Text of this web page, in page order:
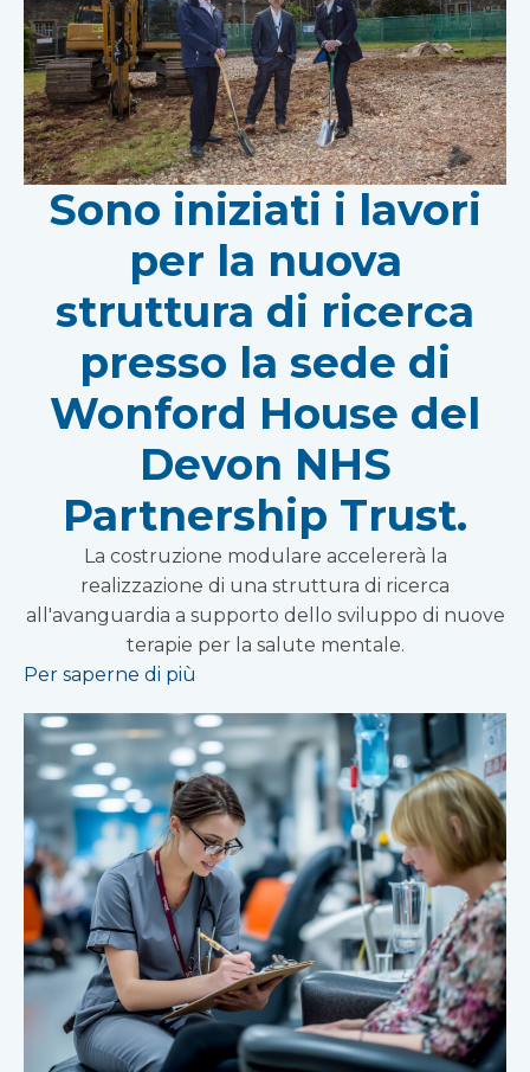
Sono iniziati i lavori
per la nuova
struttura di ricerca
presso la sede di
Wonford House del
Devon NHS
Partnership Trust.
La costruzione modulare accelererà la
realizzazione di una struttura di ricerca
all'avanguardia a supporto dello sviluppo di nuove
terapie per la salute mentale.
Per saperne di più